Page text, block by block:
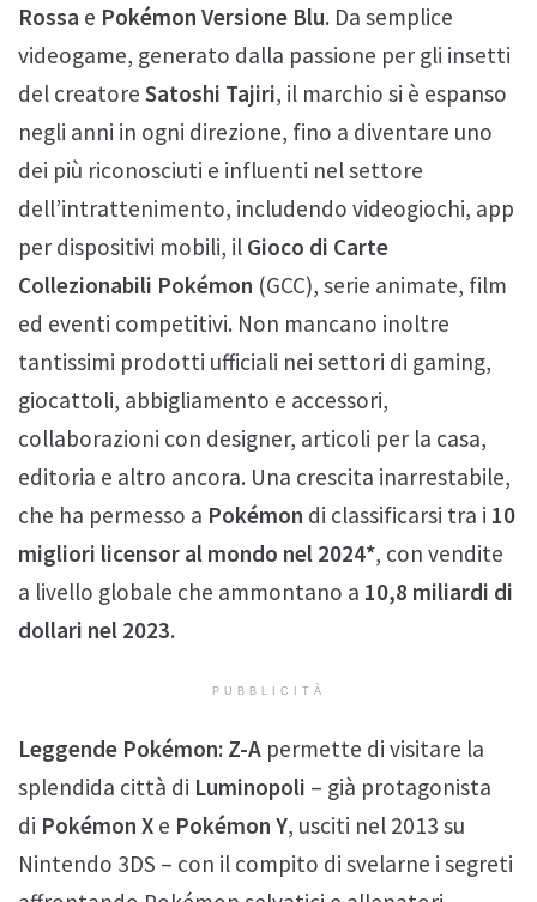
Rossa e Pokémon Versione Blu. Da semplice
videogame, generato dalla passione per gli insetti
del creatore Satoshi Tajiri, il marchio si è espanso
negli anni in ogni direzione, fino a diventare uno
dei più riconosciuti e influenti nel settore
dell’intrattenimento, includendo videogiochi, app
per dispositivi mobili, il Gioco di Carte
Collezionabili Pokémon (GCC), serie animate, film
ed eventi competitivi. Non mancano inoltre
tantissimi prodotti ufficiali nei settori di gaming,
giocattoli, abbigliamento e accessori,
collaborazioni con designer, articoli per la casa,
editoria e altro ancora. Una crescita inarrestabile,
che ha permesso a Pokémon di classificarsi tra i 10
migliori licensor al mondo nel 2024*, con vendite
a livello globale che ammontano a 10,8 miliardi di
dollari nel 2023.
PUBBLICITÀ
Leggende Pokémon: Z-A permette di visitare la
splendida città di Luminopoli – già protagonista
di Pokémon X e Pokémon Y, usciti nel 2013 su
Nintendo 3DS – con il compito di svelarne i segreti